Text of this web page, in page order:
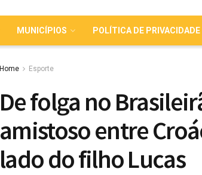
MUNICÍPIOS POLÍTICA DE PRIVACIDADE
Home Esporte
De folga no
amistoso entre
lado do filho Lucas